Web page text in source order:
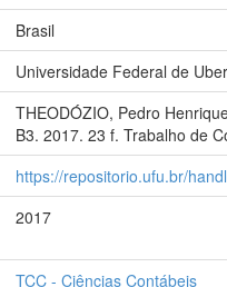
Brasil
Universidade Federal de
THEODÓZIO, Pedro
B3. 2017. 23 f. Trabalho de
https://repositorio.ufu.br/
2017
TCC - Ciências Contábeis